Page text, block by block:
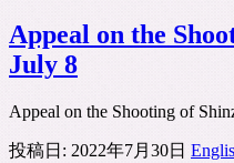
Appeal on the
July 8
Appeal on the Shooting of
投稿日: 2022年7月30日